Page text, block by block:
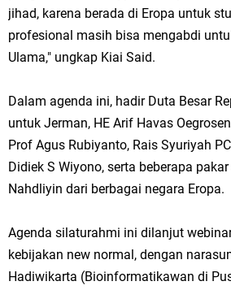
jihad, karena berada di Eropa untuk
profesional masih bisa mengabdi
Ulama," ungkap Kiai Said.
Dalam agenda ini, hadir Duta Besar
untuk Jerman, HE Arif Havas
Prof Agus Rubiyanto, Rais Syuriyah
Didiek S Wiyono, serta beberapa
Nahdliyin dari berbagai negara Eropa.
Agenda silaturahmi ini dilanjut
kebijakan new normal, dengan
Hadiwikarta (Bioinformatikawan di